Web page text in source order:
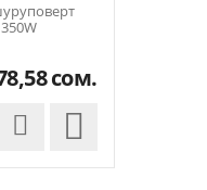
сом.
